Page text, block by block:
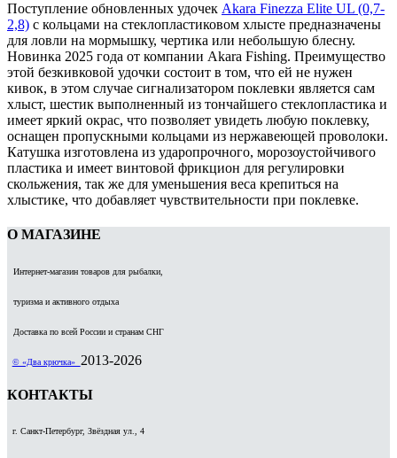
Поступление обновленных удочек Akara Finezza Elite UL (0,7-
2,8) с кольцами на стеклопластиковом хлысте предназначены
для ловли на мормышку, чертика или небольшую блесну.
Новинка 2025 года от компании Akara Fishing. Преимущество
этой безкивковой удочки состоит в том, что ей не нужен
кивок, в этом случае сигнализатором поклевки является сам
хлыст, шестик выполненный из тончайшего стеклопластика и
имеет яркий окрас, что позволяет увидеть любую поклевку,
оснащен пропускными кольцами из нержавеющей проволоки.
Катушка изготовлена из ударопрочного, морозоустойчивого
пластика и имеет винтовой фрикцион для регулировки
скольжения, так же для уменьшения веса крепиться на
хлыстике, что добавляет чувствительности при поклевке.
О МАГАЗИНЕ
Интернет-магазин товаров для рыбалки,
туризма и активного отдыха
Доставка по всей России и странам СНГ
© «Два крючка» 2013-2026
КОНТАКТЫ
г. Санкт-Петербург, Звёздная ул., 4